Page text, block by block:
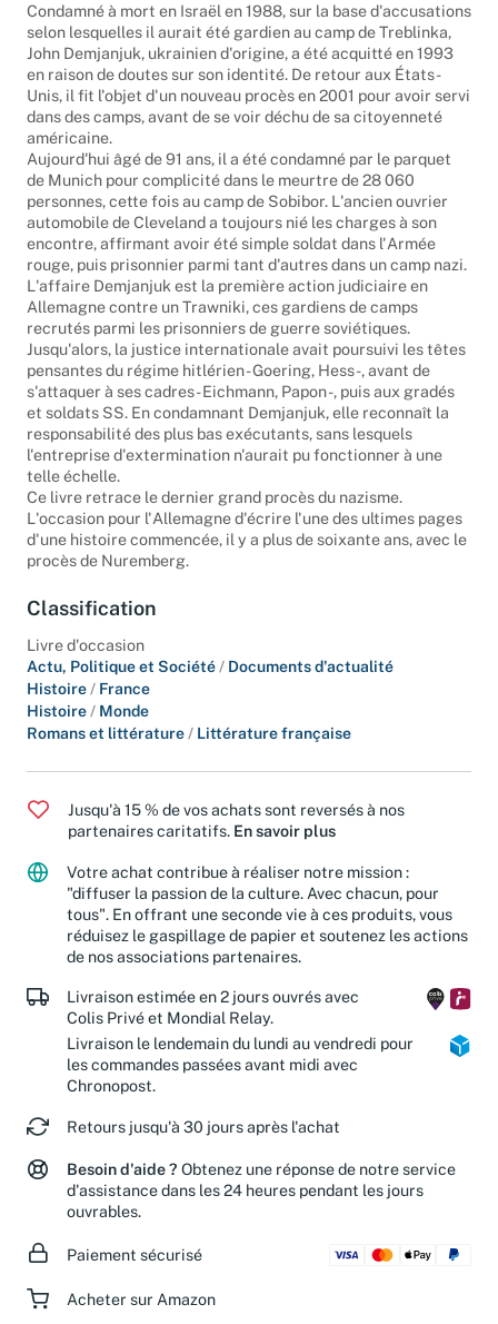
Condamné à mort en Israël en 1988, sur la base d'accusations
selon lesquelles il aurait été gardien au camp de Treblinka,
John Demjanjuk, ukrainien d'origine, a été acquitté en 1993
en raison de doutes sur son identité. De retour aux États-
Unis, il fit l'objet d'un nouveau procès en 2001 pour avoir servi
dans des camps, avant de se voir déchu de sa citoyenneté
américaine.
Aujourd'hui âgé de 91 ans, il a été condamné par le parquet
de Munich pour complicité dans le meurtre de 28 060
personnes, cette fois au camp de Sobibor. L'ancien ouvrier
automobile de Cleveland a toujours nié les charges à son
encontre, affirmant avoir été simple soldat dans l'Armée
rouge, puis prisonnier parmi tant d'autres dans un camp nazi.
L'affaire Demjanjuk est la première action judiciaire en
Allemagne contre un Trawniki, ces gardiens de camps
recrutés parmi les prisonniers de guerre soviétiques.
Jusqu'alors, la justice internationale avait poursuivi les têtes
pensantes du régime hitlérien - Goering, Hess -, avant de
s'attaquer à ses cadres - Eichmann, Papon -, puis aux gradés
et soldats SS. En condamnant Demjanjuk, elle reconnaît la
responsabilité des plus bas exécutants, sans lesquels
l'entreprise d'extermination n'aurait pu fonctionner à une
telle échelle.
Ce livre retrace le dernier grand procès du nazisme.
L'occasion pour l'Allemagne d'écrire l'une des ultimes pages
d'une histoire commencée, il y a plus de soixante ans, avec le
procès de Nuremberg.
Classification
Livre d'occasion
Actu, Politique et Société / Documents d'actualité
Histoire / France
Histoire / Monde
Romans et littérature / Littérature française
Jusqu'à 15 % de vos achats sont reversés à nos
partenaires caritatifs. En savoir plus
Votre achat contribue à réaliser notre mission :
"diffuser la passion de la culture. Avec chacun, pour
tous". En offrant une seconde vie à ces produits, vous
réduisez le gaspillage de papier et soutenez les actions
de nos associations partenaires.
Livraison estimée en 2 jours ouvrés avec
Colis Privé et Mondial Relay.
Livraison le lendemain du lundi au vendredi pour
les commandes passées avant midi avec
Chronopost.
Retours jusqu'à 30 jours après l'achat
Besoin d'aide ? Obtenez une réponse de notre service
d'assistance dans les 24 heures pendant les jours
ouvrables.
Paiement sécurisé
Acheter sur Amazon